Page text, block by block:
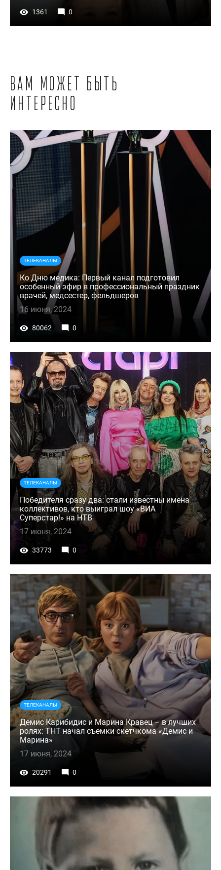
1361 0
Вам может быть
интересно
ТЕЛЕКАНАЛЫ
Ко Дню медика: Первый канал подготовил
особенный эфир в профессиональный праздник
врачей, медсестер, фельдшеров
16 июня, 2024
80062 0
ТЕЛЕКАНАЛЫ
Победителя сразу два: стали известны имена
коллективов, кто выиграл шоу «ВИА
Суперстар!» на НТВ
17 июня, 2024
33773 0
ТЕЛЕКАНАЛЫ
Демис Карибидис и Марина Кравец – в лучших
ролях: ТНТ начал съемки скетчкома «Демис и
Марина»
17 июня, 2024
20291 0